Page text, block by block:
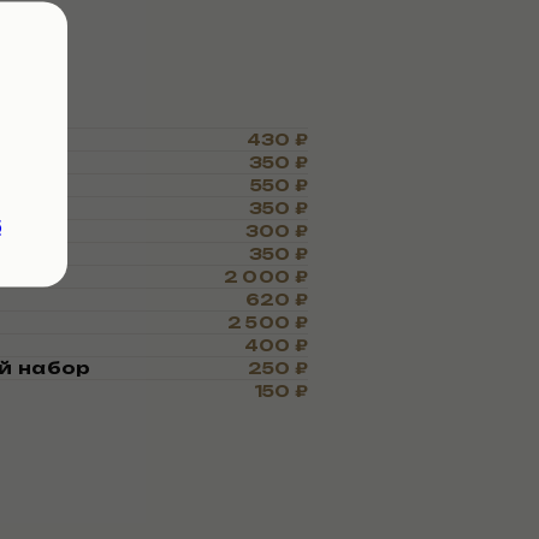
430 ₽
350 ₽
550 ₽
350 ₽
300 ₽
350 ₽
2 000 ₽
620 ₽
2 500 ₽
400 ₽
набор 250 ₽
150 ₽